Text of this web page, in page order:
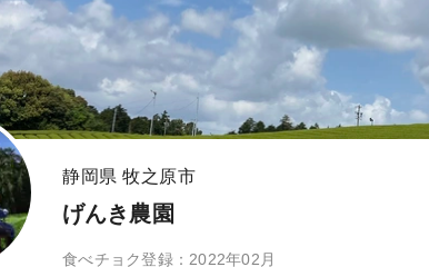
静岡県 牧之原市
げんき農園
食べチョク登録：2022年02月